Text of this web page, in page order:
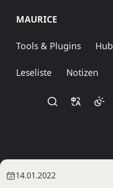
MAURICE
Tools & Plugins Hub
Leseliste Notizen
14.01.2022